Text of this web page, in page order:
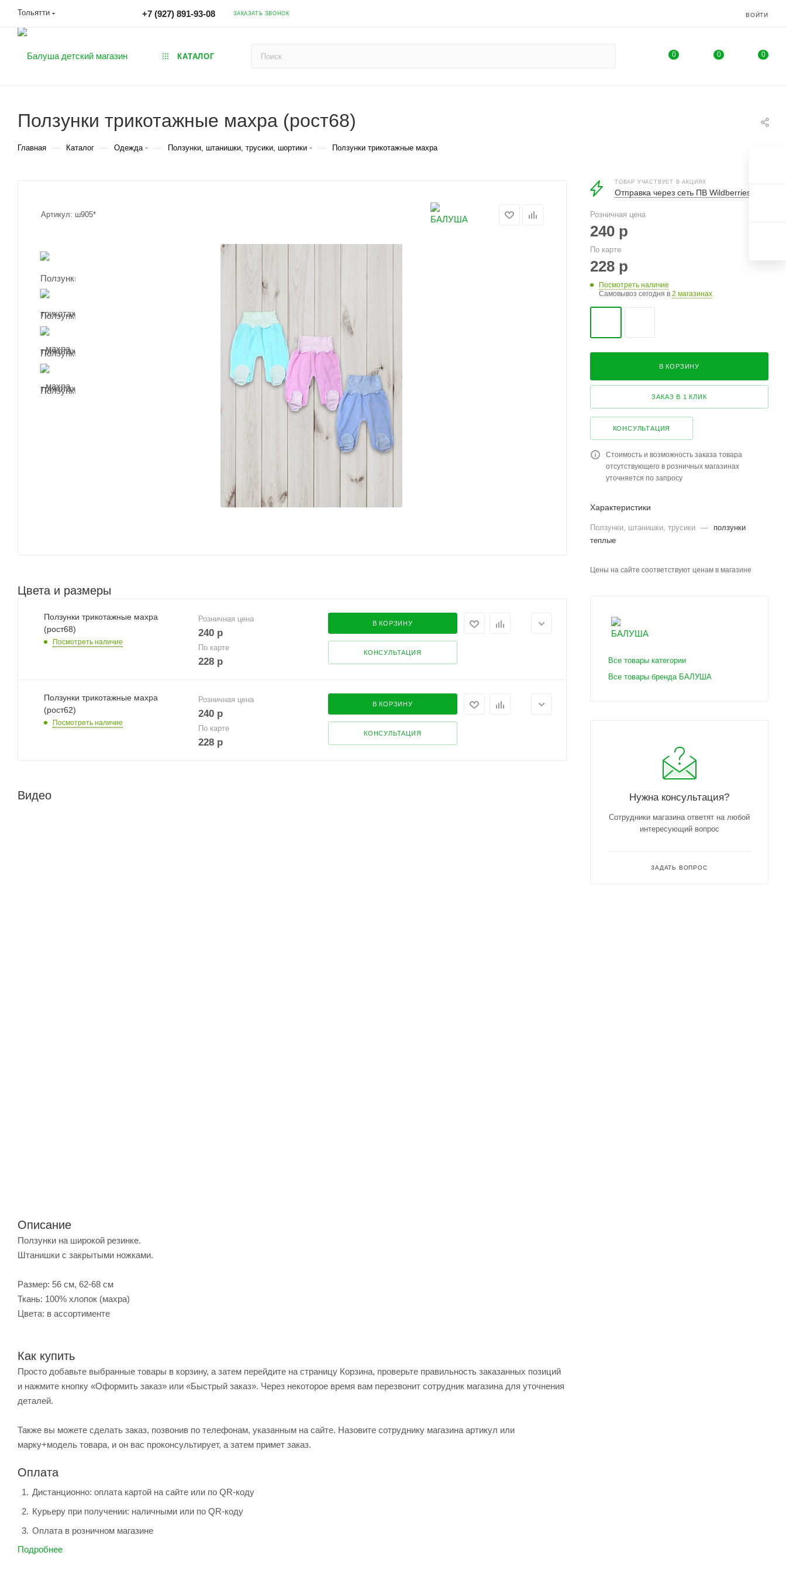
Тольятти +7 (927) 891-93-08 ЗАКАЗАТЬ ЗВОНОК ВОЙТИ
КАТАЛОГ 0 0 0
Ползунки трикотажные махра (рост68)
Главная — Каталог — Одежда — Ползунки, штанишки, трусики, шортики — Ползунки трикотажные махра
Артикул: ш905*
Цвета и размеры
Ползунки трикотажные махра
(рост68)
Посмотреть наличие
Розничная цена
240р
По карте
228р
В КОРЗИНУ
КОНСУЛЬТАЦИЯ
Ползунки трикотажные махра
(рост62)
Посмотреть наличие
Розничная цена
240р
По карте
228р
В КОРЗИНУ
КОНСУЛЬТАЦИЯ
Видео
Описание
Ползунки на широкой резинке.
Штанишки с закрытыми ножками.
Размер: 56 см, 62-68 см
Ткань: 100% хлопок (махра)
Цвета: в ассортименте
Как купить
Просто добавьте выбранные товары в корзину, а затем перейдите на страницу Корзина, проверьте правильность заказанных позиций
и нажмите кнопку «Оформить заказ» или «Быстрый заказ». Через некоторое время вам перезвонит сотрудник магазина для уточнения
деталей.
Также вы можете сделать заказ, позвонив по телефонам, указанным на сайте. Назовите сотруднику магазина артикул или
марку+модель товара, и он вас проконсультирует, а затем примет заказ.
Оплата
Дистанционно: оплата картой на сайте или по QR-коду
Курьеру при получении: наличными или по QR-коду
Оплата в розничном магазине
Подробнее
ТОВАР УЧАСТВУЕТ В АКЦИЯХ
Отправка через сеть ПВ Wildberries
Розничная цена
240 р
По карте
228 р
Посмотреть наличие
Самовывоз сегодня в 2 магазинах
В КОРЗИНУ
ЗАКАЗ В 1 КЛИК
КОНСУЛЬТАЦИЯ
Стоимость и возможность заказа товара
отсутствующего в розничных магазинах
уточняется по запросу
Характеристики
Ползунки, штанишки, трусики —
ползунки
теплые
Цены на сайте соответствуют ценам в магазине
Все товары категории
Все товары бренда БАЛУША
Нужна консультация?
Сотрудники магазина ответят на любой
интересующий вопрос
ЗАДАТЬ ВОПРОС